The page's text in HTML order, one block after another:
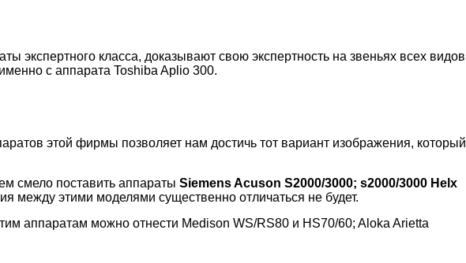
экспертного класса, доказывают свою экспертность на звеньях всех видов
с аппарата Toshiba Aplio 300.
этой фирмы позволяет нам достичь тот вариант изображения, который
смело поставить аппараты Siemens Acuson S2000/3000; s2000/3000 Helx
между этими моделями существенно отличаться не будет.
аппаратам можно отнести Medison WS/RS80 и HS70/60; Aloka Arietta